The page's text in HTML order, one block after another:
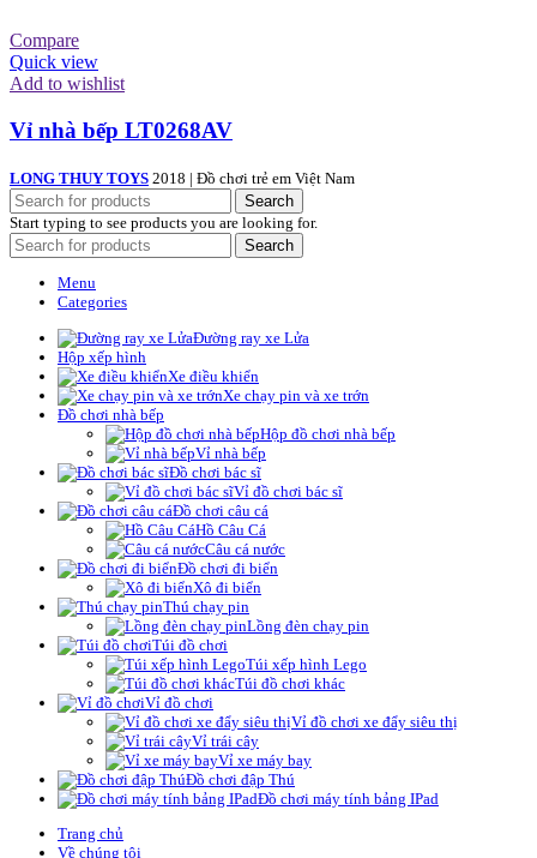
Compare
Quick view
Add to wishlist
Vỉ nhà bếp LT0268AV
LONG THUY TOYS 2018 | Đồ chơi trẻ em Việt Nam
Search
Start typing to see products you are looking for.
Search
Menu
Categories
Đường ray xe Lửa
Hộp xếp hình
Xe điều khiển
Xe chạy pin và xe trớn
Đồ chơi nhà bếp
Hộp đồ chơi nhà bếp
Vỉ nhà bếp
Đồ chơi bác sĩ
Vỉ đồ chơi bác sĩ
Đồ chơi câu cá
Hồ Câu Cá
Câu cá nước
Đồ chơi đi biển
Xô đi biển
Thú chạy pin
Lồng đèn chạy pin
Túi đồ chơi
Túi xếp hình Lego
Túi đồ chơi khác
Vỉ đồ chơi
Vỉ đồ chơi xe đẩy siêu thị
Vỉ trái cây
Vỉ xe máy bay
Đồ chơi đập Thú
Đồ chơi máy tính bảng IPad
Trang chủ
Về chúng tôi